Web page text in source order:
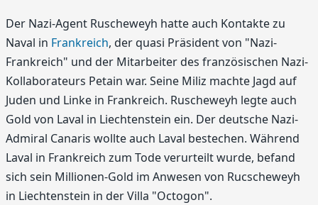
Der Nazi-Agent Ruscheweyh hatte auch Kontakte zu
Naval in Frankreich, der quasi Präsident von "Nazi-
Frankreich" und der Mitarbeiter des französischen Nazi-
Kollaborateurs Petain war. Seine Miliz machte Jagd auf
Juden und Linke in Frankreich. Ruscheweyh legte auch
Gold von Laval in Liechtenstein ein. Der deutsche Nazi-
Admiral Canaris wollte auch Laval bestechen. Während
Laval in Frankreich zum Tode verurteilt wurde, befand
sich sein Millionen-Gold im Anwesen von Rucscheweyh
in Liechtenstein in der Villa "Octogon".